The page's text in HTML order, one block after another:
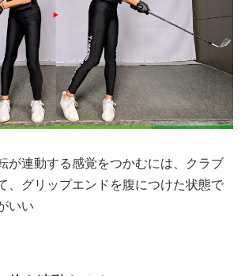
が連動する感覚をつかむには、クラブ
、グリップエンドを腹につけた状態で
いい